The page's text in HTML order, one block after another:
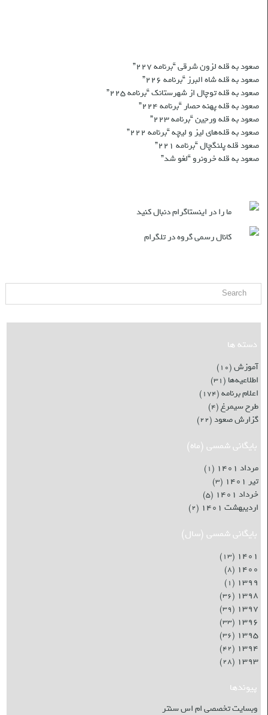
صعود به قله لزون شرقی “برنامه ۲۲۷”
صعود به قله شاه البرز “برنامه ۲۲۶”
صعود به قله توچال از شهرستانک “برنامه ۲۲۵”
صعود به قله پهنه حصار “برنامه ۲۲۴”
صعود به قله ورجین “برنامه ۲۲۳”
صعود به قله‌های لیز و لیچه “برنامه ۲۲۲”
صعود قله پلنگچال “برنامه ۲۲۱”
صعود به قله‌ خرونرو “لغو شد”
ما را در اینستاگرام دنبال کنید
کانال رسمی گروه در تلگرام
دسته ها
آموزش(۱۰)
اطلاعیه‌ها(۳۱)
اعلام برنامه(۱۷۴)
طرح سیمرغ(۴)
گزارش صعود(۲۲)
بایگانی شمسی (ماه)
مرداد ۱۴۰۱ (۱)
تیر ۱۴۰۱ (۳)
خرداد ۱۴۰۱ (۵)
اردیبهشت ۱۴۰۱ (۲)
بایگانی شمسی (سال)
۱۴۰۱ (۱۳)
۱۴۰۰ (۸)
۱۳۹۹ (۱)
۱۳۹۸ (۳۶)
۱۳۹۷ (۳۹)
۱۳۹۶ (۳۳)
۱۳۹۵ (۳۶)
۱۳۹۴ (۴۲)
۱۳۹۳ (۲۸)
پیوندها
وبسایت تخصصی ام اس سنتر